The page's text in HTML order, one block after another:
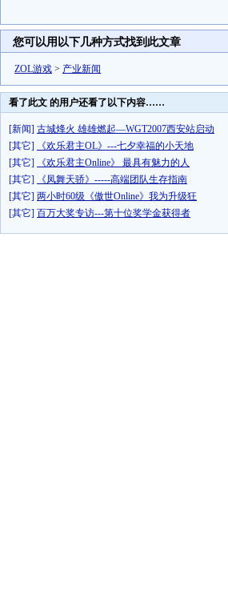
您可以用以下几种方式找到此文章
ZOL游戏 > 产业新闻
看了此文 的用户还看了以下内容……
[新闻] 古城烽火 雄雄燃起—WGT2007西安站启动
[其它]
《欢乐君主OL》---七夕幸福的小天地
[其它]
《欢乐君主Online》 最具有魅力的人
[其它]
《凤舞天骄》-----高端团队生存指南
[其它] 两小时60级《傲世Online》我为升级狂
[其它] 百万大奖专访---第十位奖学金获得者